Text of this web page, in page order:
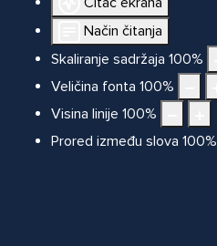
Način čitanja
Skaliranje sadržaja 100%
Veličina fonta 100%
Visina linije 100%
Prored između slova 100%